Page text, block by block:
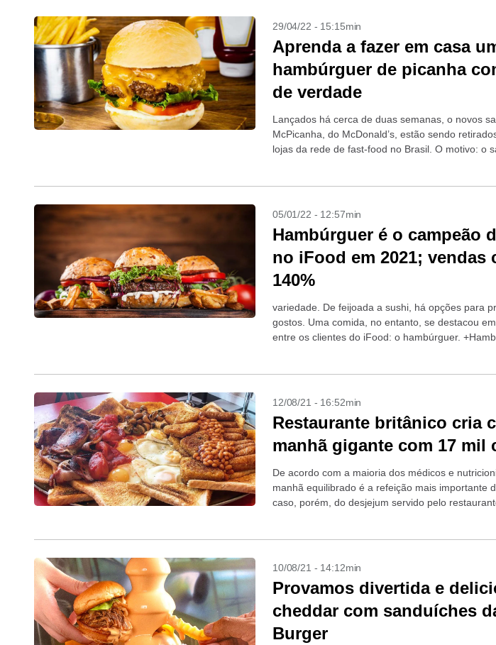
29/04/22 - 15:15min
Aprenda a fazer em casa
hambúrguer de picanha
de verdade
Lançados há cerca de duas semanas, o novos
McPicanha, do McDonald’s, estão sendo
lojas da rede de fast-food no Brasil. O motivo: o
05/01/22 - 12:57min
Hambúrguer é o campeão
no iFood em 2021; vendas
140%
variedade. De feijoada a sushi, há opções para
gostos. Uma comida, no entanto, se destacou
entre os clientes do iFood: o hambúrguer.
12/08/21 - 16:52min
Restaurante britânico cria
manhã gigante com 17 mil
De acordo com a maioria dos médicos e
manhã equilibrado é a refeição mais importante
caso, porém, do desjejum servido pelo
10/08/21 - 14:12min
Provamos divertida e
cheddar com sanduíches
Burger